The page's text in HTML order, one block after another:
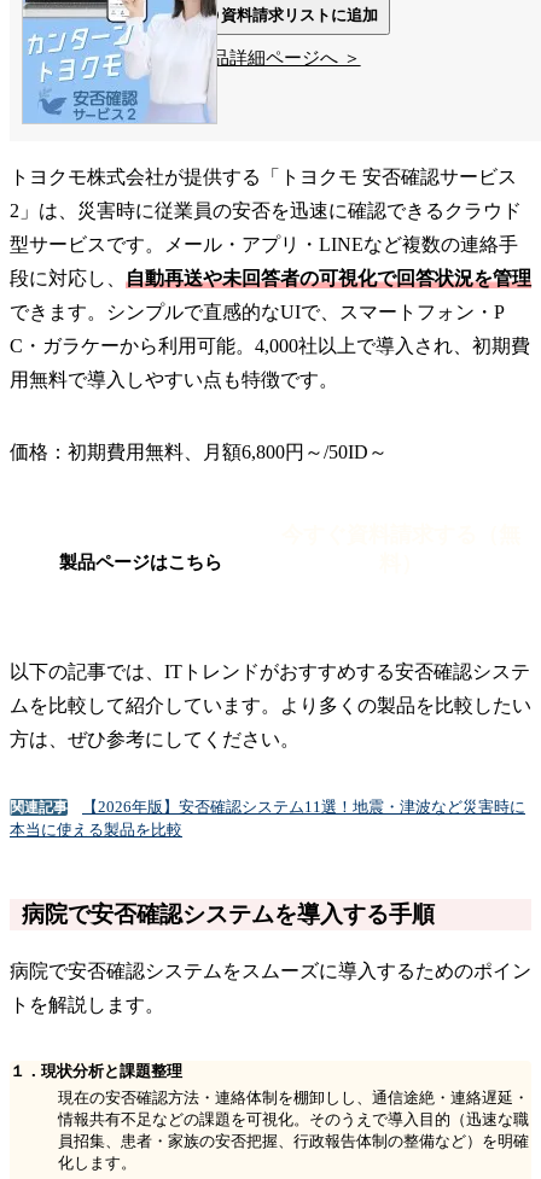
資料請求リストに追加
製品詳細ページへ ＞
トヨクモ株式会社が提供する「トヨクモ 安否確認サービス
2」は、災害時に従業員の安否を迅速に確認できるクラウド
型サービスです。メール・アプリ・LINEなど複数の連絡手
段に対応し、 自動再送や未回答者の可視化で回答状況を管理
できます。シンプルで直感的なUIで、スマートフォン・P
C・ガラケーから利用可能。4,000社以上で導入され、初期費
用無料で導入しやすい点も特徴です。
価格：初期費用無料、月額6,800円～/50ID～
製品ページはこちら
以下の記事では、ITトレンドがおすすめする安否確認システ
ムを比較して紹介しています。より多くの製品を比較したい
方は、ぜひ参考にしてください。
関連記事
【2026年版】安否確認システム11選！地震・津波など災害時に
本当に使える製品を比較
病院で安否確認システムを導入する手順
病院で安否確認システムをスムーズに導入するためのポイン
トを解説します。
１．現状分析と課題整理
現在の安否確認方法・連絡体制を棚卸しし、通信途絶・連絡遅延・
情報共有不足などの課題を可視化。そのうえで導入目的（迅速な職
員招集、患者・家族の安否把握、行政報告体制の整備など）を明確
化します。